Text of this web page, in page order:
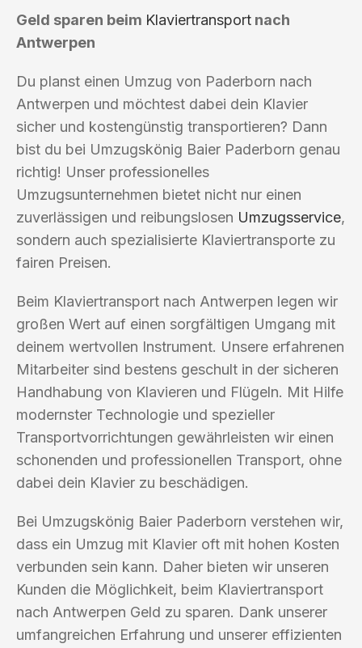
Geld sparen beim Klaviertransport nach
Antwerpen
Du planst einen Umzug von Paderborn nach
Antwerpen und möchtest dabei dein Klavier
sicher und kostengünstig transportieren? Dann
bist du bei Umzugskönig Baier Paderborn genau
richtig! Unser professionelles
Umzugsunternehmen bietet nicht nur einen
zuverlässigen und reibungslosen Umzugsservice,
sondern auch spezialisierte Klaviertransporte zu
fairen Preisen.
Beim Klaviertransport nach Antwerpen legen wir
großen Wert auf einen sorgfältigen Umgang mit
deinem wertvollen Instrument. Unsere erfahrenen
Mitarbeiter sind bestens geschult in der sicheren
Handhabung von Klavieren und Flügeln. Mit Hilfe
modernster Technologie und spezieller
Transportvorrichtungen gewährleisten wir einen
schonenden und professionellen Transport, ohne
dabei dein Klavier zu beschädigen.
Bei Umzugskönig Baier Paderborn verstehen wir,
dass ein Umzug mit Klavier oft mit hohen Kosten
verbunden sein kann. Daher bieten wir unseren
Kunden die Möglichkeit, beim Klaviertransport
nach Antwerpen Geld zu sparen. Dank unserer
umfangreichen Erfahrung und unserer effizienten